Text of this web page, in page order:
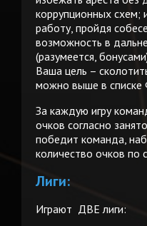
коррупционных схем;
работу, пройдя
возможность в
(разумеется,
Ваша цель –
можно выше в списке
За каждую игру
очков согласно
победит команда,
количество очков по
Лиги:
Играют ДВЕ лиги: